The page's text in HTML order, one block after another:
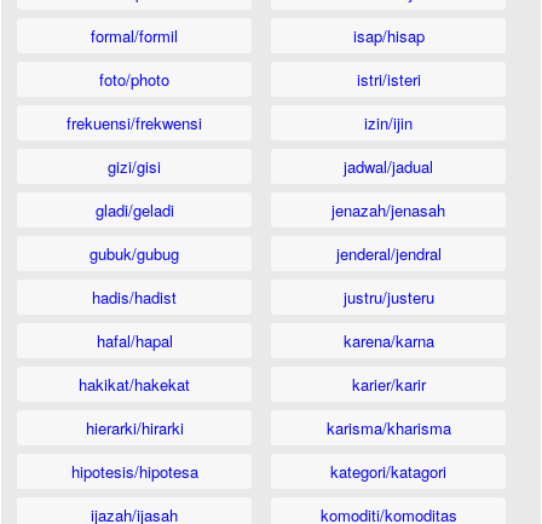
formal/formil
foto/photo
frekuensi/frekwensi
gizi/gisi
gladi/geladi
gubuk/gubug
hadis/hadist
hafal/hapal
hakikat/hakekat
hierarki/hirarki
hipotesis/hipotesa
ijazah/ijasah
isap/hisap
istri/isteri
izin/ijin
jadwal/jadual
jenazah/jenasah
jenderal/jendral
justru/justeru
karena/karna
karier/karir
karisma/kharisma
kategori/katagori
komoditi/komoditas